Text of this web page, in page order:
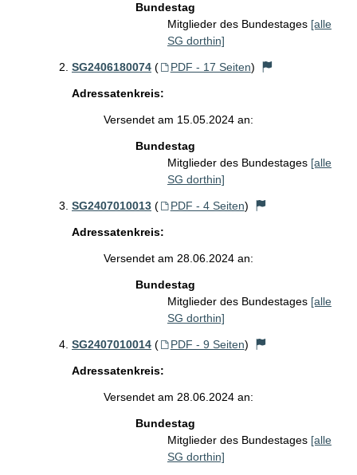
Bundestag
Mitglieder des Bundestages [alle
SG dorthin]
SG2406180074 ( PDF - 17 Seiten)
Adressatenkreis:
Versendet am 15.05.2024 an:
Bundestag
Mitglieder des Bundestages [alle
SG dorthin]
SG2407010013 ( PDF - 4 Seiten)
Adressatenkreis:
Versendet am 28.06.2024 an:
Bundestag
Mitglieder des Bundestages [alle
SG dorthin]
SG2407010014 ( PDF - 9 Seiten)
Adressatenkreis:
Versendet am 28.06.2024 an:
Bundestag
Mitglieder des Bundestages [alle
SG dorthin]